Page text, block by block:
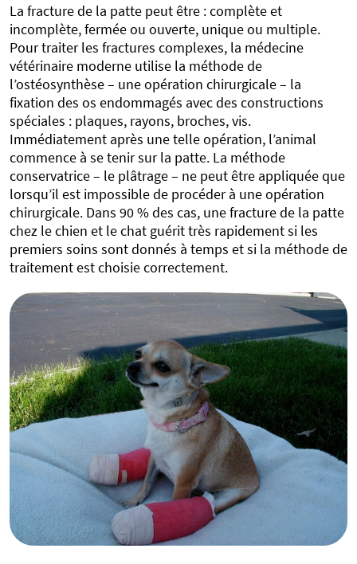
La fracture de la patte peut être : complète et
incomplète, fermée ou ouverte, unique ou multiple.
Pour traiter les fractures complexes, la médecine
vétérinaire moderne utilise la méthode de
l’ostéosynthèse – une opération chirurgicale – la
fixation des os endommagés avec des constructions
spéciales : plaques, rayons, broches, vis.
Immédiatement après une telle opération, l’animal
commence à se tenir sur la patte. La méthode
conservatrice – le plâtrage – ne peut être appliquée que
lorsqu’il est impossible de procéder à une opération
chirurgicale. Dans 90 % des cas, une fracture de la patte
chez le chien et le chat guérit très rapidement si les
premiers soins sont donnés à temps et si la méthode de
traitement est choisie correctement.